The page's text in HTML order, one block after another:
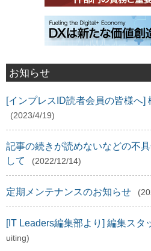
お知らせ
[インプレスID読者会員の皆様へ]
(2023/4/19)
記事の続きが読めないなどの不
して
(2022/12/14)
定期メンテナンスのお知らせ
[IT Leaders編集部より] 編集スタ
uiting)